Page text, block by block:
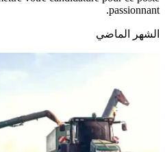
passionnant.
الشهر الماضي